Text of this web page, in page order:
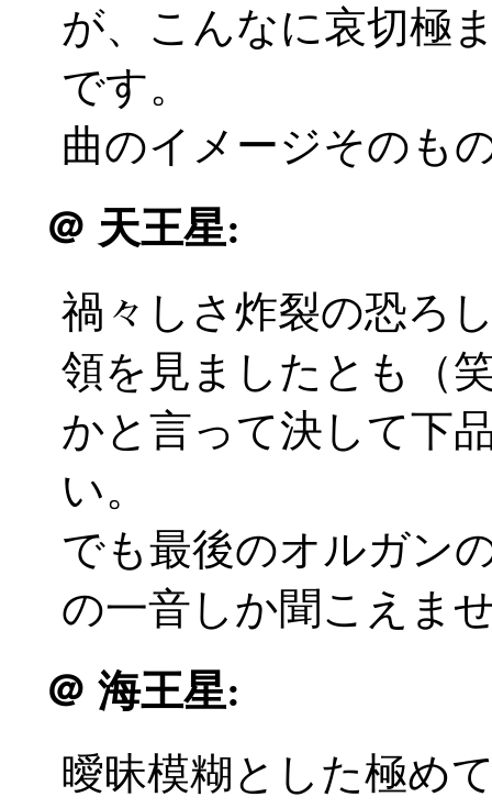
が、こんなに哀切極
です。
曲のイメージそのも
＠ 天王星:
禍々しさ炸裂の恐ろ
領を見ましたとも（
かと言って決して下
い。
でも最後のオルガン
の一音しか聞こえま
＠ 海王星:
曖昧模糊とした極め